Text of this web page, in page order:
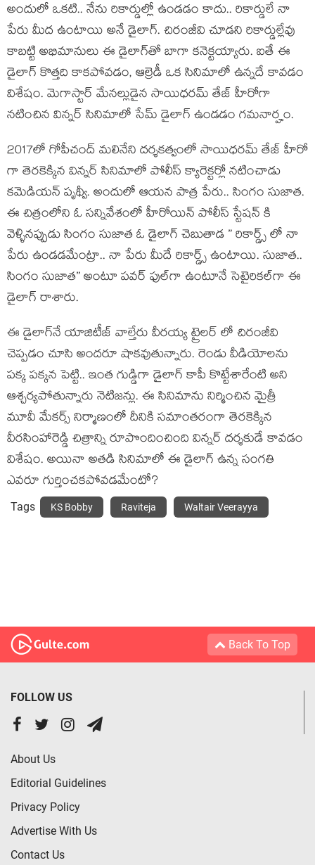
అందులో ఒక‌టి.. నేను రికార్డుల్లో ఉండ‌డం కాదు.. రికార్డులే నా
పేరు మీద ఉంటాయి అనే డైలాగ్. చిరంజీవి చూడ‌ని రికార్డుల్లేవు
కాబ‌ట్టి అభిమానులు ఈ డైలాగ్‌తో బాగా క‌నెక్ట‌య్యారు. ఐతే ఈ
డైలాగ్ కొత్త‌ది కాక‌పోవ‌డం, ఆల్రెడీ ఒక సినిమాలో ఉన్న‌దే కావ‌డం
విశేషం. మెగాస్టార్ మేన‌ల్లుడైన సాయిధ‌ర‌మ్ తేజ్ హీరోగా
నటించిన విన్న‌ర్ సినిమాలో సేమ్ డైలాగ్ ఉండ‌డం గ‌మనార్హం.
2017లో గోపీచంద్ మలినేని దర్శకత్వంలో సాయిధరమ్ తేజ్ హీరో
గా తెరకెక్కిన విన్నర్ సినిమాలో పోలీస్ క్యారెక్టర్లో నటించాడు
క‌మెడియ‌న్ పృథ్వీ. అందులో ఆయ‌న పాత్ర పేరు.. సింగం సుజాత.
ఈ చిత్రంలోని ఓ సన్నివేశంలో హీరోయిన్ పోలీస్ స్టేషన్ కి
వెళ్ళినప్పుడు సింగం సుజాత ఓ డైలాగ్ చెబుతాడ‌ ” రికార్డ్స్ లో నా
పేరు ఉండడమేంట్రా.. నా పేరు మీదే రికార్డ్స్ ఉంటాయి. సుజాత..
సింగం సుజాత” అంటూ ప‌వ‌ర్ ఫుల్‌గా ఉంటూనే సెటైరిక‌ల్‌గా ఈ
డైలాగ్ రాశారు.
ఈ డైలాగ్‌నే యాజిటీజ్ వాల్తేరు వీరయ్య ట్రైలర్ లో చిరంజీవి
చెప్పడం చూసి అంద‌రూ షాక‌వుతున్నారు. రెండు వీడియోల‌ను
ప‌క్క ప‌క్క‌న పెట్టి.. ఇంత గుడ్డిగా డైలాగ్ కాపీ కొట్టేశారేంటి అని
ఆశ్చ‌ర్య‌పోతున్నారు నెటిజ‌న్లు. ఈ సినిమాను నిర్మించిన మైత్రీ
మూవీ మేక‌ర్స్ నిర్మాణంలో దీనికి స‌మాంత‌రంగా తెర‌కెక్కిన
వీర‌సింహారెడ్డి చిత్రాన్ని రూపొందించింది విన్న‌ర్ ద‌ర్శ‌కుడే కావ‌డం
విశేషం. అయినా అత‌డి సినిమాలో ఈ డైలాగ్ ఉన్న సంగతి
ఎవ‌రూ గుర్తించ‌క‌పోవ‌డ‌మేంటో?
Tags KS Bobby Raviteja Waltair Veerayya
Back To Top
FOLLOW US
About Us
Editorial Guidelines
Privacy Policy
Advertise With Us
Contact Us